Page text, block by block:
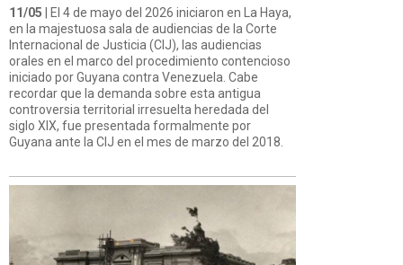
11/05 | El 4 de mayo del 2026 iniciaron en La Haya,
en la majestuosa sala de audiencias de la Corte
Internacional de Justicia (CIJ), las audiencias
orales en el marco del procedimiento contencioso
iniciado por Guyana contra Venezuela. Cabe
recordar que la demanda sobre esta antigua
controversia territorial irresuelta heredada del
siglo XIX, fue presentada formalmente por
Guyana ante la CIJ en el mes de marzo del 2018.